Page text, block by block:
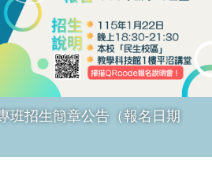
班招生簡章公告（報名日期